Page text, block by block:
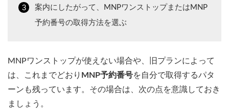
案内にしたがって、MNPワンストップまたはMNP
予約番号の取得方法を選ぶ
MNPワンストップが使えない場合や、旧プランによって
は、これまでどおり MNP予約番号を自分で取得するパタ
ーンも残っています。その場合は、次の点を意識しておき
ましょう。